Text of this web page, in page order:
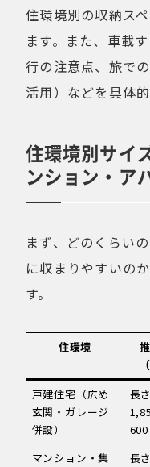
住環境別の収納ス
ます。また、車載
行の注意点、旅で
活用）などを具体
住環境別サイ
ンション・ア
まず、どのくらい
に収まりやすいの
す。
住環境
戸建住宅（広め
玄関・ガレージ
併設）
長
マンション・集
長